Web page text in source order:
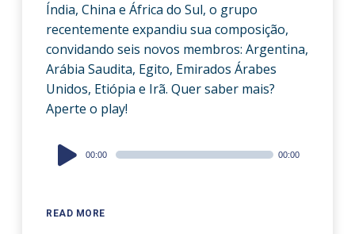
Índia, China e África do Sul, o grupo
recentemente expandiu sua composição,
convidando seis novos membros: Argentina,
Arábia Saudita, Egito, Emirados Árabes
Unidos, Etiópia e Irã. Quer saber mais?
Aperte o play!
READ MORE
Audio
Player
00:00 00:00